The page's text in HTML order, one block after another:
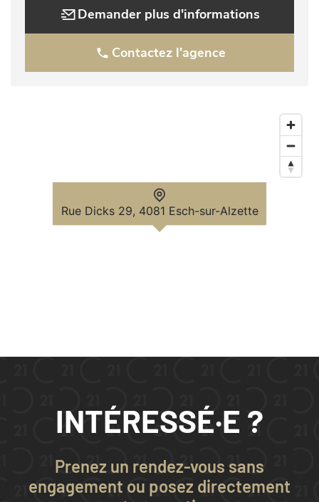
Demander plus d'informations
Contactez l'agence
Rue Dicks 29, 4081 Esch-sur-Alzette
INTÉRESSÉ·E ?
Prenez un rendez-vous sans
engagement ou posez directement